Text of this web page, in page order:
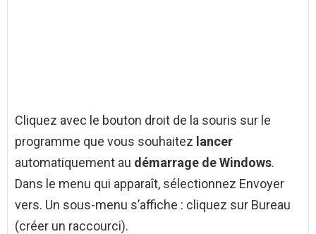
Cliquez avec le bouton droit de la souris sur le
programme que vous souhaitez lancer
automatiquement au démarrage de Windows.
Dans le menu qui apparaît, sélectionnez Envoyer
vers. Un sous-menu s’affiche : cliquez sur Bureau
(créer un raccourci).